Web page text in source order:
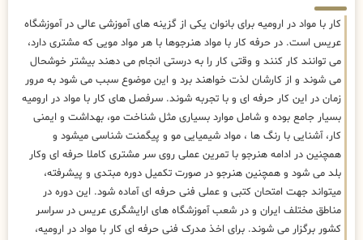
کار با مواد در ارومیه برای بانوان یکی از گزینه های آموزشی عالی در آموزشگاه
عریس است. در حرفه کار با مواد هنرجوها با هر مواد مویی که مشتری دارد،
می توانند کار کنند و وقتی کار را به درستی انجام می دهند بیشتر خوشحال
می شوند و از کارشان لذت خواهند برد و این موضوع سبب می شود به مرور
زمان در این کار حرفه ای و با تجربه شوند. سرفصل های کار با مواد در ارومیه
بسیار جامع بوده و شامل موارد بسیاری مثل شناخت مو، بهداشت و ایمنی
کار، آشنایی با رنگ ها ، مواد شیمیایی مو و پیگمنت شناسی میشود و
همچنین در ادامه هنرجو با تمرین عملی روی سر مشتری کاملا حرفه ای وکار
بلد می شود و همچنین هنرجو در صورت تکمیل دوره مبتدی و پیشرفته،
میتواند جهت امتحان کتبی و عملی فنی حرفه ای آماده شود. این دوره در
مناطق مختلف ایران و در شعب آموزشگاه های ارایشگری عریس در سراسر
کشور برگزار می شوند. برای اخذ مدرک فنی حرفه ای کار با مواد در ارومیه،